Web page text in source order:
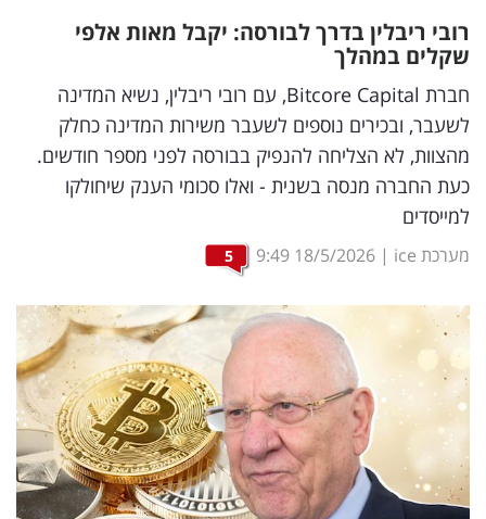
דיגיטל
וטק
שיווק
ופרסום
משפט
ומחקרים
דעות
רכילות
עסקית
קריפטו
רובי ריבלין בדרך לבורסה: יקבל מאות אלפי
שקלים במהלך
חברת Bitcore Capital, עם רובי ריבלין, נשיא המדינה
לשעבר, ובכירים נוספים לשעבר משירות המדינה כחלק
מהצוות, לא הצליחה להנפיק בבורסה לפני מספר חודשים.
כעת החברה מנסה בשנית - ואלו סכומי הענק שיחולקו
למייסדים
מערכת ice |
18/5/2026
9:49
5